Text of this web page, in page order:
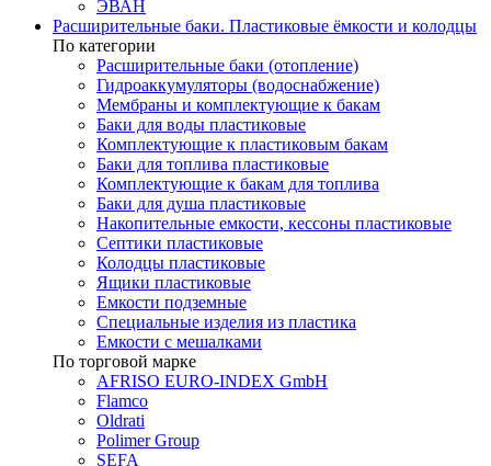
ЭВАН
Расширительные баки. Пластиковые ёмкости и колодцы
По категории
Расширительные баки (отопление)
Гидроаккумуляторы (водоснабжение)
Мембраны и комплектующие к бакам
Баки для воды пластиковые
Комплектующие к пластиковым бакам
Баки для топлива пластиковые
Комплектующие к бакам для топлива
Баки для душа пластиковые
Накопительные емкости, кессоны пластиковые
Септики пластиковые
Колодцы пластиковые
Ящики пластиковые
Емкости подземные
Специальные изделия из пластика
Емкости с мешалками
По торговой марке
AFRISO EURO-INDEX GmbH
Flamco
Oldrati
Polimer Group
SEFA